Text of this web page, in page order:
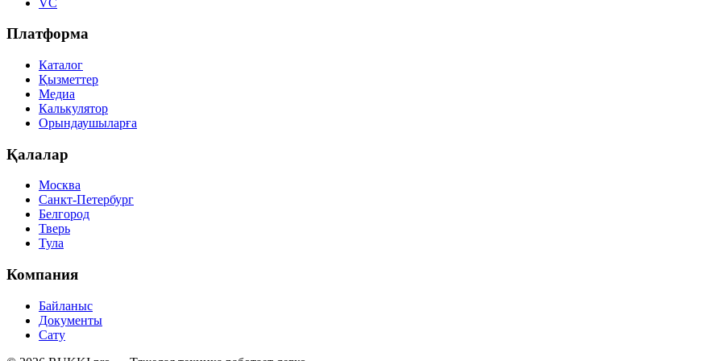
Платформа
Каталог
Қызметтер
Медиа
Калькулятор
Орындаушыларға
Қалалар
Москва
Санкт-Петербург
Белгород
Тверь
Тула
Компания
Байланыс
Документы
Сату